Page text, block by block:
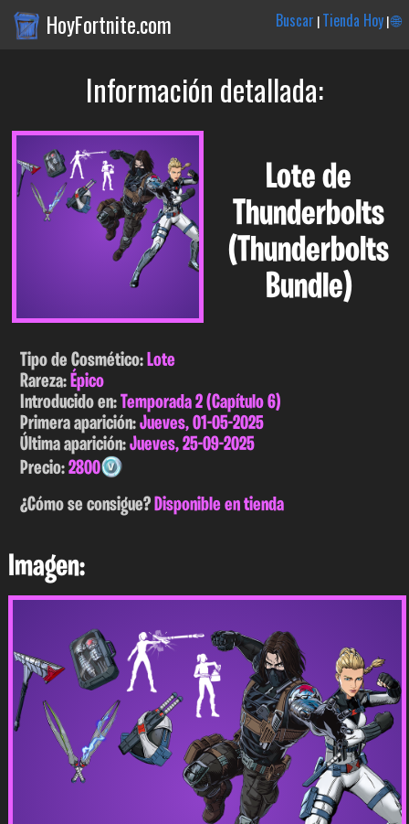
HoyFortnite.com Buscar |Tienda Hoy|🌐
Información detallada:
Lote de
Thunderbolts
(Thunderbolts
Bundle)
Tipo de Cosmético:Lote
Rareza:Épico
Introducido en:Temporada 2 (Capítulo 6)
Primera aparición:Jueves, 01-05-2025
Última aparición:Jueves, 25-09-2025
Precio:2800
¿Cómo se consigue?Disponible en tienda
Imagen: